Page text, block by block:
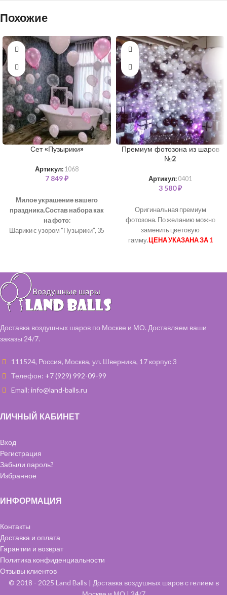
Похожие
Сет «Пузырики»
Артикул: 1068
7 849₽
Милое украшение вашего
праздника.Состав набора как
на фото:
Шарики с узором “Пузырики”, 35
шаров - на ваш выбор.
Наполняем все шары чистым
гелием и обрабатываем
специальным составом,
чтобы они дольше летали.
Премиум фотозона из шаров
№2
Артикул: 0401
3 580₽
Оригинальная премиум
фотозона. По желанию можно
заменить цветовую
гамму. ЦЕНА УКАЗАНА ЗА 1
отдельно:
размера и высоты.
Доставка воздушных шаров по Москве и МО. Доставляем ваши
заказы 24/7.
111524, Россия, Москва, ул. Шверника, 17 корпус 3
Телефон: +7 (929) 992-09-99
Email: info@land-balls.ru
ЛИЧНЫЙ КАБИНЕТ
Вход
Регистрация
Забыли пароль?
Избранное
ИНФОРМАЦИЯ
Контакты
Доставка и оплата
Гарантии и возврат
Политика конфиденциальности
Отзывы клиентов
© 2018 - 2025 Land Balls | Доставка воздушных шаров с гелием в